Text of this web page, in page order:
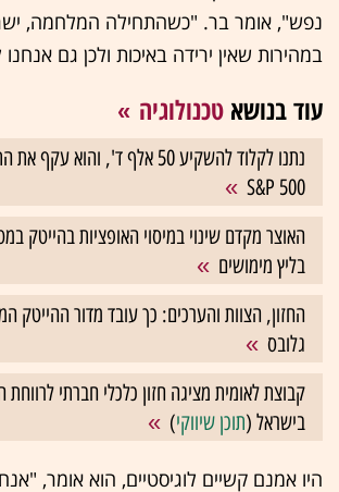
נפש", אומר בר. "כשהתחילה המלחמה,
במהירות שאין ירידה באיכות ולכן גם אנחנו
עוד בנושא טכנולוגיה
נתנו לקלוד להשקיע 50 אלף ד', והוא
S&P 500
האוצר מקדם שינוי במיסוי האופציות בהייטק
בליץ מימושים
החזון, הצוות והערכים: כך עובד מדור ההייטק
גלובס
קבוצת לאומית מציגה חזון כלכלי חברתי לרווחת
בישראל (תוכן שיווקי)
היו אמנם קשיים לוגיסטיים, הוא אומר,